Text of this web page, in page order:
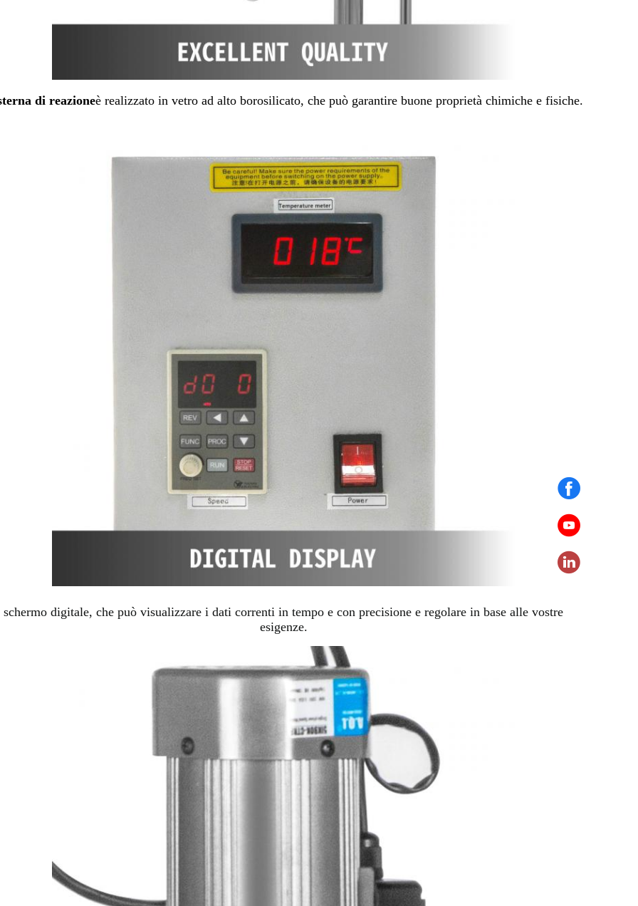
di reazioneè realizzato in vetro ad alto borosilicato, che può garantire buone proprietà chimiche e fisiche.
schermo digitale, che può visualizzare i dati correnti in tempo e con precisione e regolare in base alle vostre
esigenze.